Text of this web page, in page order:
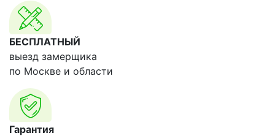
БЕСПЛАТНЫЙ
выезд замерщика
по Москве и области
Гарантия